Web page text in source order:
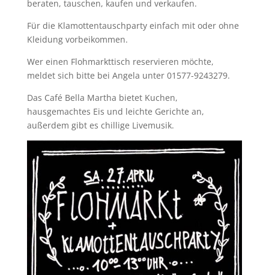
beraten, tauschen, kaufen und verkaufen.
Für die Klamottentauschparty einfach mit oder ohne
Kleidung vorbeikommen.
Wer einen Flohmarkttisch reservieren möchte,
meldet sich bitte bei Angela unter 01577-9243279.
Das Café Bella Martha bietet Kuchen,
hausgemachtes Eis und leichte Gerichte an,
außerdem gibt es chillige Livemusik.